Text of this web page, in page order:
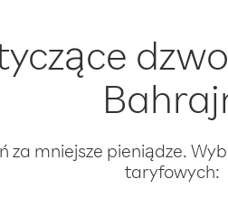
za mniejsze pieniądze.
taryfowych: